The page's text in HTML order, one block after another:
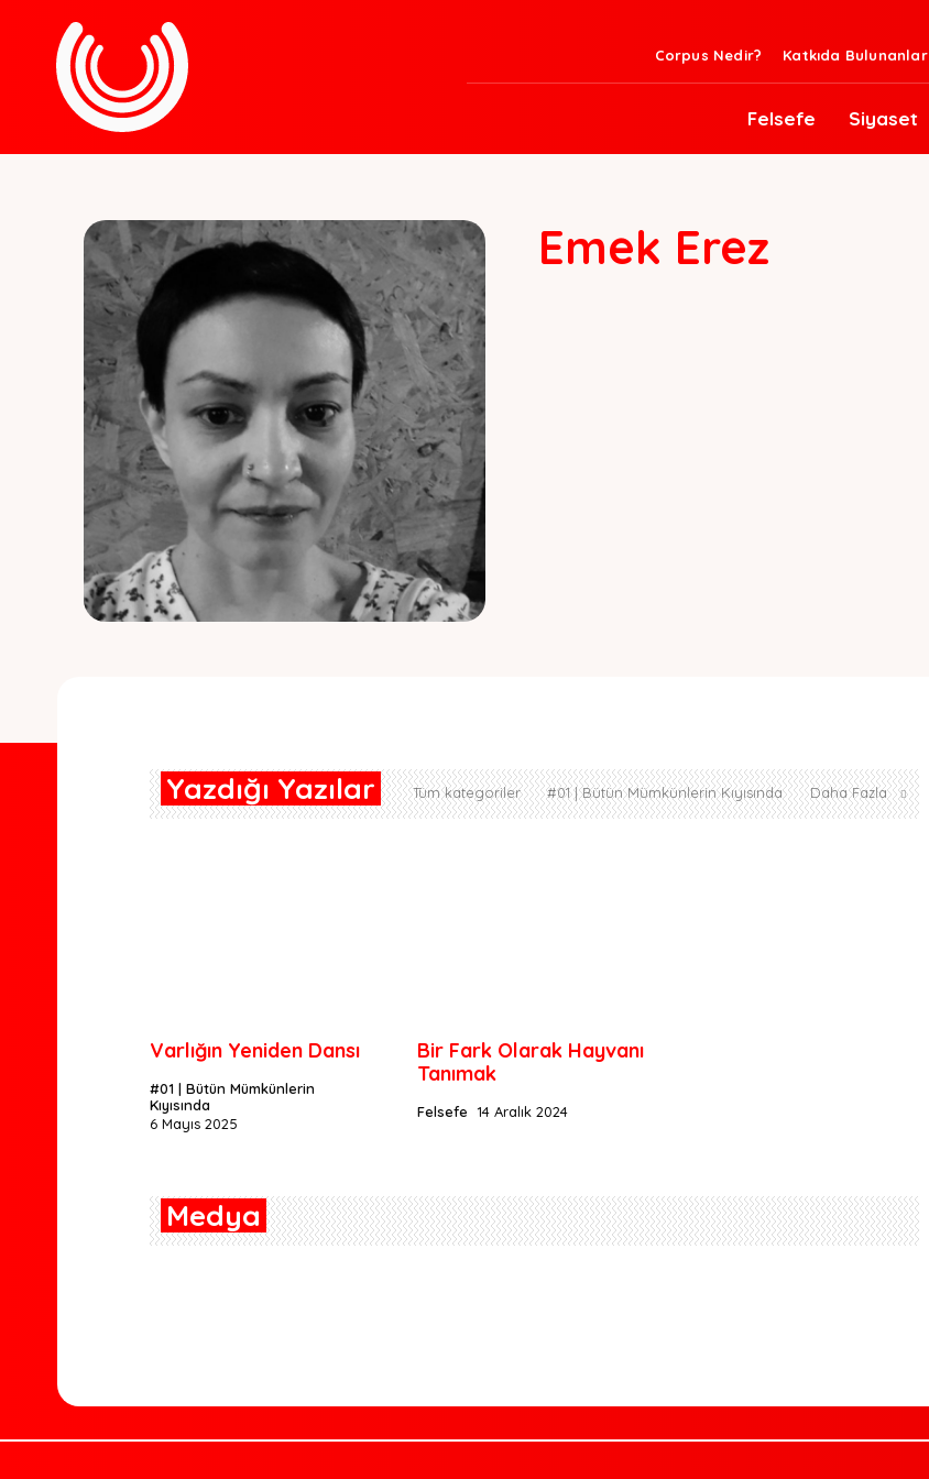
Corpus Nedir? Katkıda Bulunanlar
Felsefe Siyaset
Emek Erez
Yazdığı Yazılar Tüm kategoriler #01 | Bütün Mümkünlerin Kıyısında Daha Fazla
Varlığın Yeniden Dansı
#01 | Bütün Mümkünlerin
Kıyısında
6 Mayıs 2025
Bir Fark Olarak Hayvanı
Tanımak
Felsefe 14 Aralık 2024
Medya